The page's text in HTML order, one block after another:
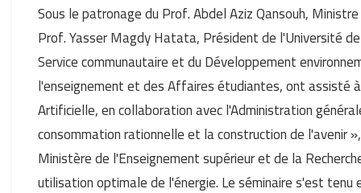
Sous le patronage du Prof. Abdel Aziz Qansouh,
Prof. Yasser Magdy Hatata, Président de l'Université
Service communautaire et du Développement
l'enseignement et des Affaires étudiantes, ont assisté
Artificielle, en collaboration avec l'Administration
consommation rationnelle et la construction de l'avenir
Ministère de l'Enseignement supérieur et de la
utilisation optimale de l'énergie. Le séminaire s'est